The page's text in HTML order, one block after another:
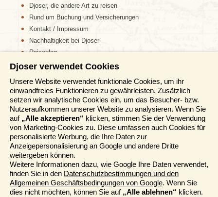
Djoser, die andere Art zu reisen
Rund um Buchung und Versicherungen
Kontakt / Impressum
Nachhaltigkeit bei Djoser
Reiseblog
Informationen
Reisemessen
Häufig gestellte Fragen
AGB
Formblatt
Datenschutz
Informationstage
Unser Belgischer Partner
Unser Niederländischer Partner
Sitemap
Djoser verwendet Cookies
Unsere Website verwendet funktionale Cookies, um ihr
einwandfreies Funktionieren zu gewährleisten. Zusätzlich
setzen wir analytische Cookies ein, um das Besucher- bzw.
Nutzeraufkommen unserer Website zu analysieren. Wenn Sie
auf „Alle akzeptieren“ klicken, stimmen Sie der Verwendung
von Marketing-Cookies zu. Diese umfassen auch Cookies für
personalisierte Werbung, die Ihre Daten zur
Anzeigepersonalisierung an Google und andere Dritte
weitergeben können.
Weitere Informationen dazu, wie Google Ihre Daten verwendet,
finden Sie in den Datenschutzbestimmungen und den
Allgemeinen Geschäftsbedingungen von Google. Wenn Sie
dies nicht möchten, können Sie auf „Alle ablehnen“ klicken.